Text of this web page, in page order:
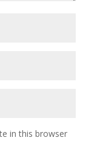
in this browser